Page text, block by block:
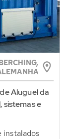
Aluguel da
sistemas e
instalados